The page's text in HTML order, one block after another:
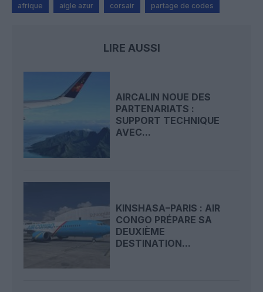
afrique aigle azur corsair partage de codes
LIRE AUSSI
AIRCALIN NOUE DES
PARTENARIATS :
SUPPORT TECHNIQUE
AVEC...
KINSHASA–PARIS : AIR
CONGO PRÉPARE SA
DEUXIÈME
DESTINATION...